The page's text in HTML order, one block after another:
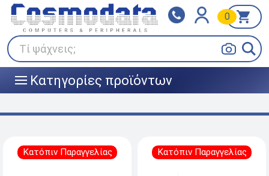
Τί ψάχνεις;
0
||| Κατηγορίες προϊόντων
Klarna
Πληρώστε σε 3
άτοκες δόσεις
BOX NOW
Κατόπιν Παραγγελίας Κατόπιν Παραγγελίας